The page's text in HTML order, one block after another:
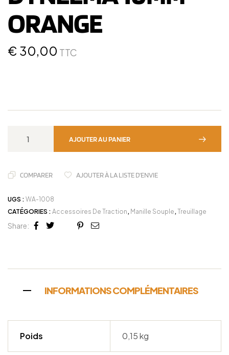
ORANGE
€ 30,00 TTC
AJOUTER AU PANIER
COMPARER AJOUTER À LA LISTE D'ENVIE
UGS : WA-1008
CATÉGORIES : Accessoires De Traction, Manille Souple,Treuillage
Share:
Facebook
TwitterLinkedin
Google+
Pinterest
Email
INFORMATIONS COMPLÉMENTAIRES
Poids 0,15 kg